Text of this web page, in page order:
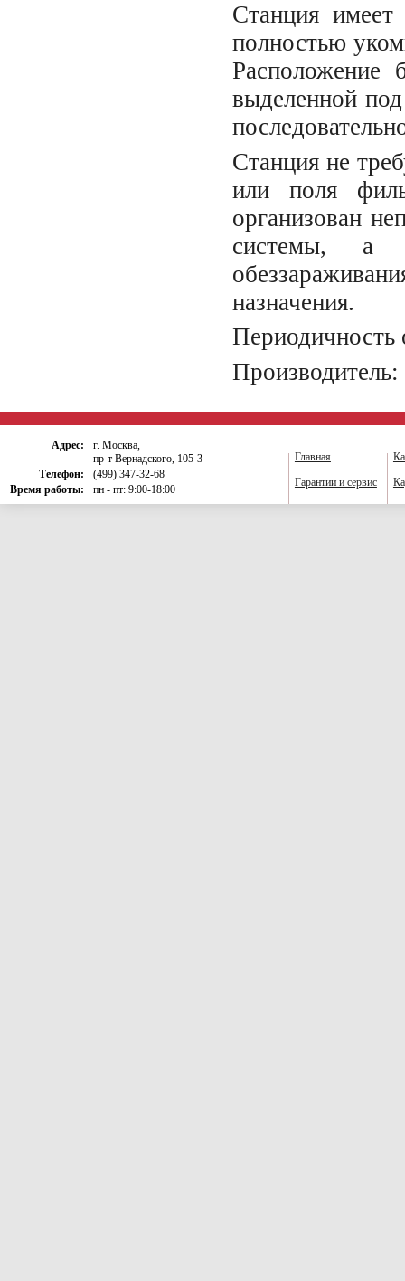
Станция
полностью
Расположение
выделенной
Станция не
или поля
организован
системы, а
назначения.
Периодичность
Адрес:
г. Москва,
пр-т Вернадского, 105-3
Телефон:
(499) 347-32-68
Время работы:
пн - пт: 9:00-18:00
Главная
Гарантии и сервис